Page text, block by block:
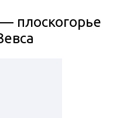
плоскогорье